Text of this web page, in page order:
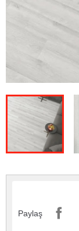
Paylaş